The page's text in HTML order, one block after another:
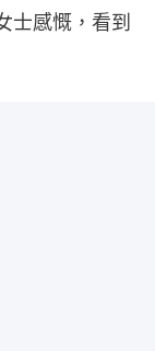
士感慨，看到